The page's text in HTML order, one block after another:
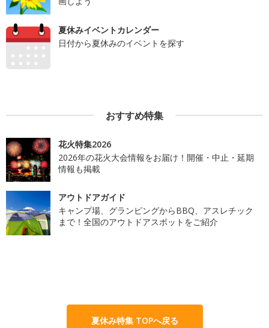
夏休みイベントカレンダー
日付から夏休みのイベントを探す
おすすめ特集
花火特集2026
2026年の花火大会情報をお届け！開催・中止・延期
情報も掲載
アウトドアガイド
キャンプ場、グランピングからBBQ、アスレチック
まで！全国のアウトドアスポットをご紹介
夏休み特集 TOPへ戻る